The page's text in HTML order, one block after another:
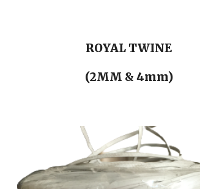
ROYAL TWINE
(2MM & 4mm)